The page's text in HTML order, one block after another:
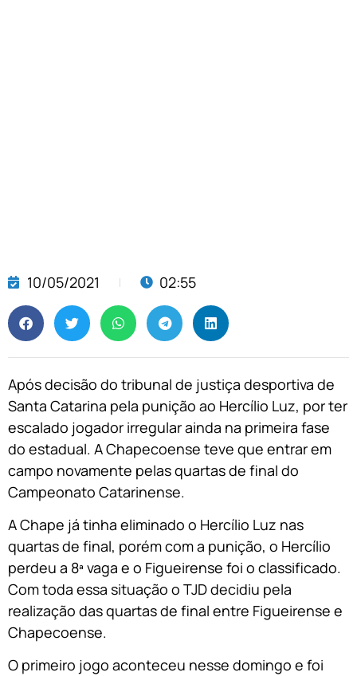
10/05/2021 02:55
Após decisão do tribunal de justiça desportiva de
Santa Catarina pela punição ao Hercílio Luz, por ter
escalado jogador irregular ainda na primeira fase
do estadual. A Chapecoense teve que entrar em
campo novamente pelas quartas de final do
Campeonato Catarinense.
A Chape já tinha eliminado o Hercílio Luz nas
quartas de final, porém com a punição, o Hercílio
perdeu a 8ª vaga e o Figueirense foi o classificado.
Com toda essa situação o TJD decidiu pela
realização das quartas de final entre Figueirense e
Chapecoense.
O primeiro jogo aconteceu nesse domingo e foi